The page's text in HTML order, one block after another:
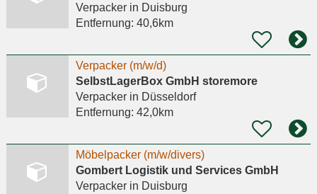
Verpackerin Duisburg
Entfernung: 40,6km
Verpacker (m/w/d)
SelbstLagerBox GmbH storemore
Verpackerin Düsseldorf
Entfernung: 42,0km
Möbelpacker (m/w/divers)
Gombert Logistik und Services GmbH
Verpackerin Duisburg